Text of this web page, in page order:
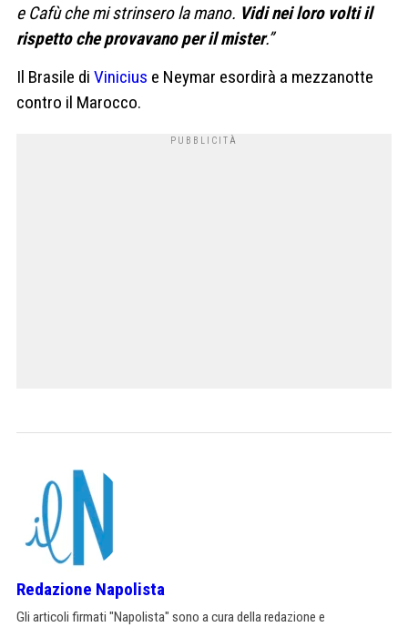
e Cafù che mi strinsero la mano. Vidi nei loro volti il
rispetto che provavano per il mister.”
Il Brasile di Vinicius e Neymar esordirà a mezzanotte
contro il Marocco.
Redazione Napolista
Gli articoli firmati "Napolista" sono a cura della redazione e